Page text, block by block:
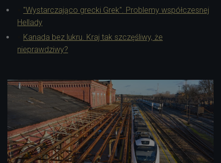
"Wystarczająco grecki Grek". Problemy współczesnej
Hellady
Kanada bez lukru. Kraj tak szczęśliwy, że
nieprawdziwy?